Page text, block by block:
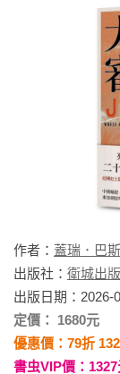
作者： 蓋瑞．巴
出版社： 衛城出版
出版日期：2026-
定價： 1680元
優惠價：79折
書虫VIP價：1327